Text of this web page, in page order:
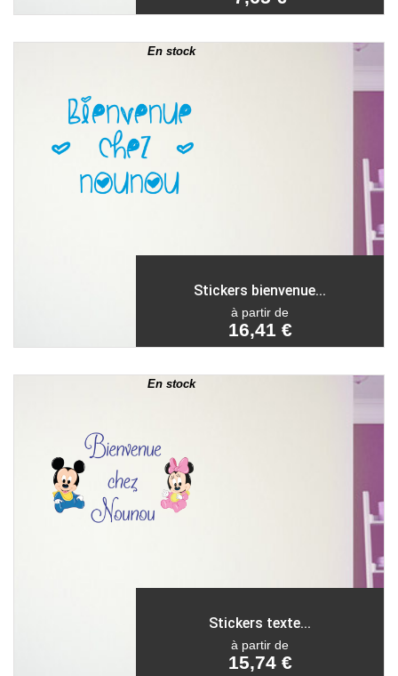
En stock
Stickers bienvenue...
à partir de
16,41 €
En stock
Stickers texte...
à partir de
15,74 €